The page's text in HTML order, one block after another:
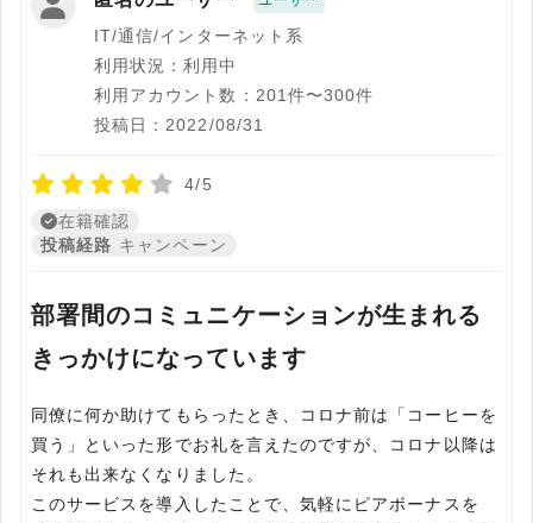
IT/通信/インターネット系
利用状況：利用中
利用アカウント数：201件〜300件
投稿日：2022/08/31
4/5
在籍確認
投稿経路 キャンペーン
部署間のコミュニケーションが生まれる
きっかけになっています
同僚に何か助けてもらったとき、コロナ前は「コーヒーを
買う」といった形でお礼を言えたのですが、コロナ以降は
それも出来なくなりました。
このサービスを導入したことで、気軽にピアボーナスを